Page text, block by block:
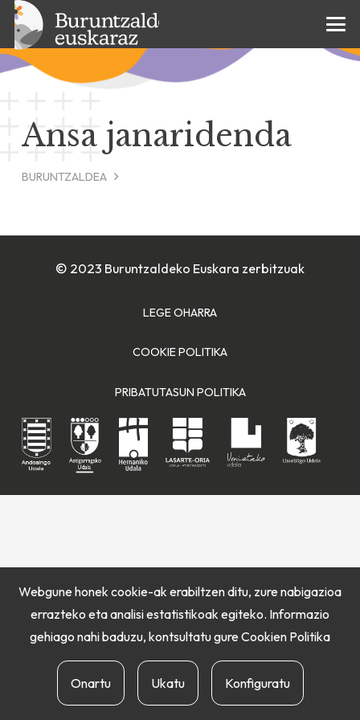
Ansa janaridenda
BURUNTZALDEA
© 2023 Buruntzaldeko Euskara zerbitzuak
LEGE OHARRA
COOKIE POLITIKA
PRIBATUTASUN POLITIKA
Webgune honek cookie-ak erabiltzen ditu, zure nabigazioa
errazteko eta analisi estatistikoak egiteko. Informazio
gehiago nahi baduzu, kontsultatu gure Cookien Politika
Onartu Ukatu Konfiguratu